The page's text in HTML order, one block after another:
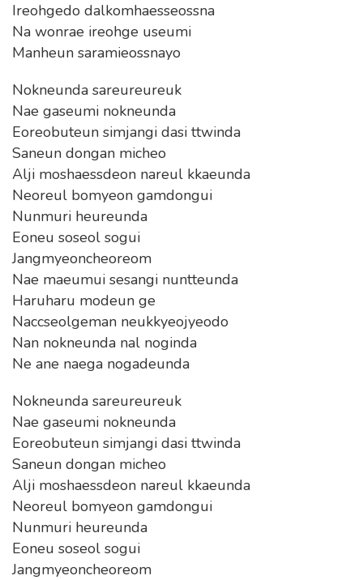
Ireohgedo dalkomhaesseossna
Na wonrae ireohge useumi
Manheun saramieossnayo
Nokneunda sareureureuk
Nae gaseumi nokneunda
Eoreobuteun simjangi dasi ttwinda
Saneun dongan micheo
Alji moshaessdeon nareul kkaeunda
Neoreul bomyeon gamdongui
Nunmuri heureunda
Eoneu soseol sogui
Jangmyeoncheoreom
Nae maeumui sesangi nuntteunda
Haruharu modeun ge
Naccseolgeman neukkyeojyeodo
Nan nokneunda nal noginda
Ne ane naega nogadeunda
Nokneunda sareureureuk
Nae gaseumi nokneunda
Eoreobuteun simjangi dasi ttwinda
Saneun dongan micheo
Alji moshaessdeon nareul kkaeunda
Neoreul bomyeon gamdongui
Nunmuri heureunda
Eoneu soseol sogui
Jangmyeoncheoreom